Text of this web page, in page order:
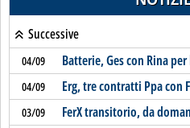
Successive
04/09 Batterie, Ges con Rina
04/09 Erg, tre contratti Ppa con
03/09 FerX transitorio, da